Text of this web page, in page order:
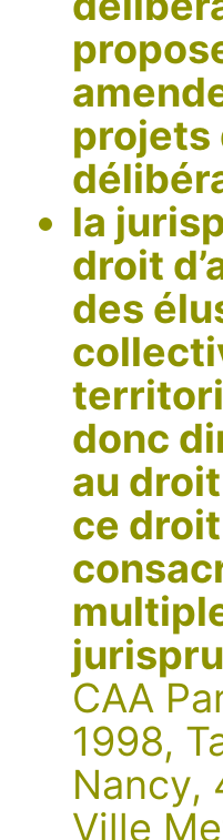
projets
la
droit
des
donc
au
ce
CAA
1998,
Nancy,
Ville